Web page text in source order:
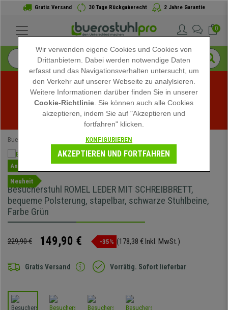
Gratis Versand 30 Tage Rückgaberecht 2 Jahre Garantie
0
Sommerschlussverkauf bei buerostuhlpro! Exklusive
Rabatte für kurze Zeit - Aktion ansehen -
Buerostuhlpro Konferenzstühle
Angebot
Neuheit
Besucherstuhl ROMEL LEDER MIT SCHREIBBRETT,
bequeme Polsterung, stapelbar, schwarze Stuhlbeine,
Farbe Grün
229,90 € 149,90 € -35% (178,38 € Inkl. MwSt.)
Gratis Versand Vorrätig. Sofort lieferbar
Wir verwenden eigene Cookies und Cookies von
Drittanbietern. Dabei werden notwendige Daten
erfasst und das Navigationsverhalten untersucht, um
den Verkehr auf unserer Webseite zu analylsieren.
Weitere Informationen darüber finden Sie in unserer
Cookie-Richtlinie . Sie können auch alle Cookies
akzeptieren, indem Sie auf "Akzeptieren und
fortfahren" klicken.
KONFIGURIEREN
AKZEPTIEREN UND FORTFAHREN